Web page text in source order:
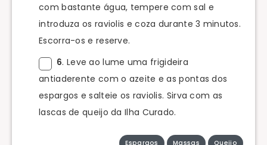
com bastante água, tempere com sal e
introduza os raviolis e coza durante 3 minutos.
Escorra-os e reserve.
6. Leve ao lume uma frigideira
antiaderente com o azeite e as pontas dos
espargos e salteie os raviolis. Sirva com as
lascas de queijo da Ilha Curado.
Espargos Massas Queijo